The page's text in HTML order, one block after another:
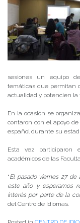
sesiones un equipo
temáticas que permitan
actualidad y potencien la
En la ocasión se
contaron con el apoyo
español durante su
Esta vez participaron
académicos de las
“El pasado viernes 27
este año y esperamos
interés por parte de la
del Centro de Idiomas.